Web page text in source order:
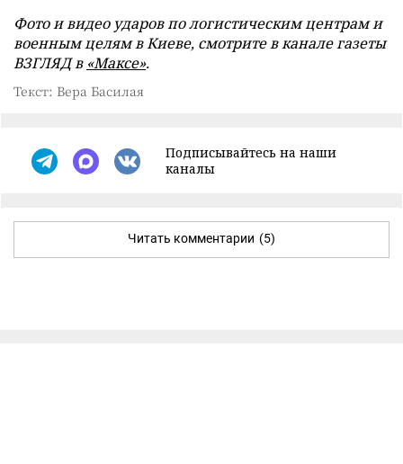
Фото и видео ударов по логистическим центрам и
военным целям в Киеве, смотрите в канале газеты
ВЗГЛЯД в «Максе».
Текст: Вера Басилая
Подписывайтесь на наши
каналы
Читать комментарии (5)